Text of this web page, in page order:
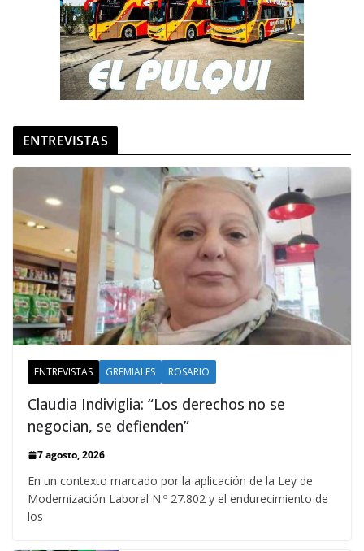
ENTREVISTAS
ENTREVISTAS GREMIALES ROSARIO
Claudia Indiviglia: “Los derechos no se
negocian, se defienden”
7 agosto, 2026
En un contexto marcado por la aplicación de la Ley de
Modernización Laboral N.º 27.802 y el endurecimiento de
los